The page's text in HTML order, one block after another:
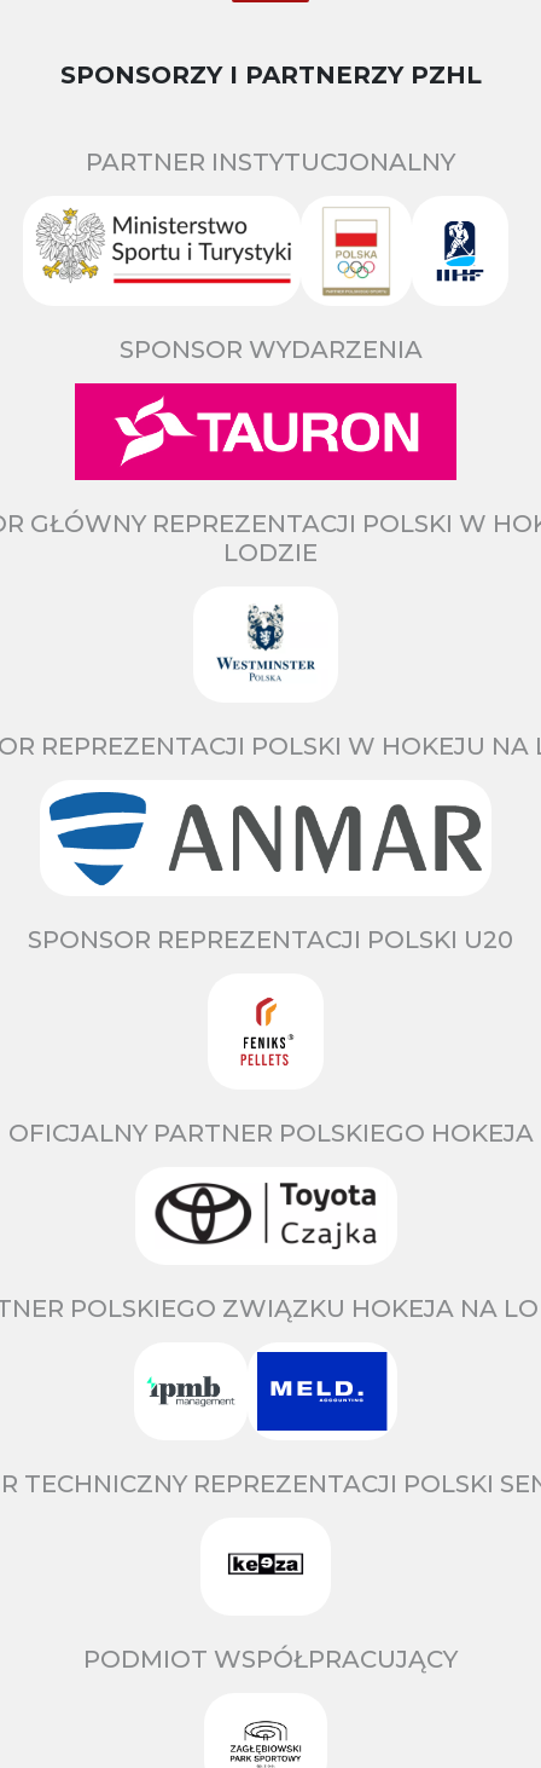
SPONSORZY I PARTNERZY PZHL
PARTNER INSTYTUCJONALNY
SPONSOR WYDARZENIA
GŁÓWNY REPREZENTACJI POLSKI W
LODZIE
REPREZENTACJI POLSKI W HOKEJU NA
SPONSOR REPREZENTACJI POLSKI U20
OFICJALNY PARTNER POLSKIEGO HOKEJA
POLSKIEGO ZWIĄZKU HOKEJA NA
TECHNICZNY REPREZENTACJI POLSKI
PODMIOT WSPÓŁPRACUJĄCY